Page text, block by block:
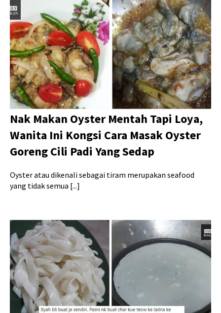
Nak Makan Oyster Mentah Tapi Loya,
Wanita Ini Kongsi Cara Masak Oyster
Goreng Cili Padi Yang Sedap
Oyster atau dikenali sebagai tiram merupakan seafood
yang tidak semua [...]